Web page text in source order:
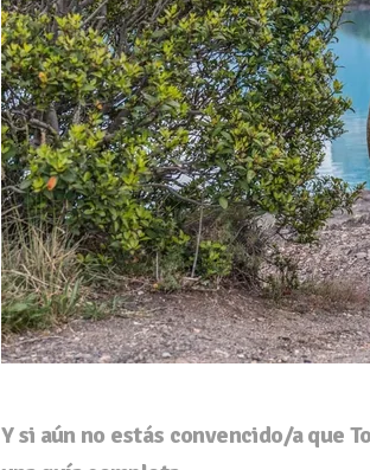
Y si aún no estás convencido/a que